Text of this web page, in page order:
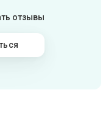
отзывы